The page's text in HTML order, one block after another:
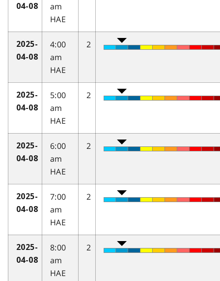
04-08
am
HAE
2025-
04-08
4:00
am
HAE
2
2025-
04-08
5:00
am
HAE
2
2025-
04-08
6:00
am
HAE
2
2025-
04-08
7:00
am
HAE
2
2025-
04-08
8:00
am
HAE
2